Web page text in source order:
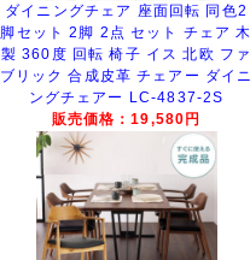
ダイニングチェア 座面回転 同色2
脚セット 2脚 2点 セット チェア 木
製 360度 回転 椅子 イス 北欧 ファ
ブリック 合成皮革 チェアー ダイニ
ングチェアー LC-4837-2S
販売価格：19,580円